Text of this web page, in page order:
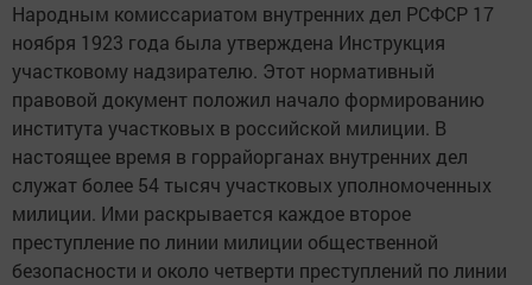
Народным комиссариатом внутренних дел РСФСР 17
ноября 1923 года была утверждена Инструкция
участковому надзирателю. Этот нормативный
правовой документ положил начало формированию
института участковых в российской милиции. В
настоящее время в горрайорганах внутренних дел
служат более 54 тысяч участковых уполномоченных
милиции. Ими раскрывается каждое второе
преступление по линии милиции общественной
безопасности и около четверти преступлений по линии